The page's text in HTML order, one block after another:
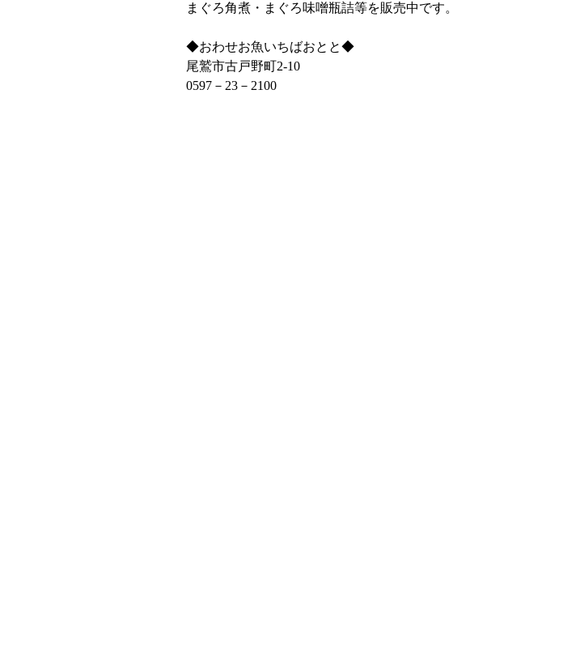
まぐろ角煮・まぐろ味噌瓶詰等を販売中です。
◆おわせお魚いちばおとと◆
尾鷲市古戸野町2‐10
0597－23－2100